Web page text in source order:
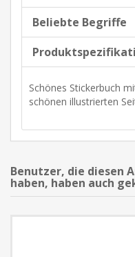
Beliebte Begriffe
Schönes Stickerbuch
schönen illustrierten
Benutzer, die diesen
haben, haben auch